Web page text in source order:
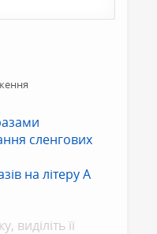
сленгових
на літеру A
видiлiть її